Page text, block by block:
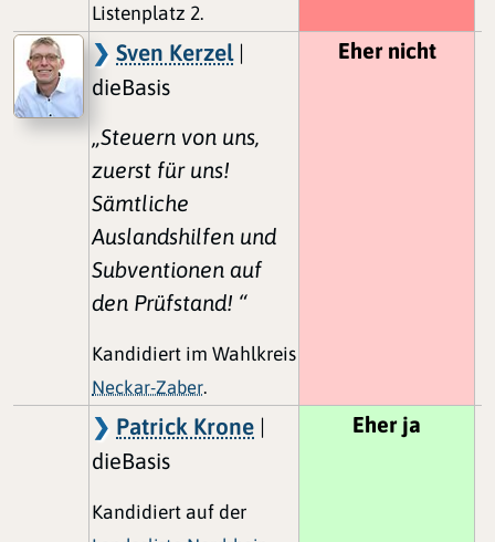
Listenplatz 2.
Sven Kerzel|
dieBasis
„Steuern von uns,
zuerst für uns!
Sämtliche
Auslandshilfen und
Subventionen auf
den Prüfstand! “
Kandidiert im Wahlkreis
Neckar-Zaber.
Eher nicht
Patrick Krone |
dieBasis
Kandidiert auf der
Eher ja